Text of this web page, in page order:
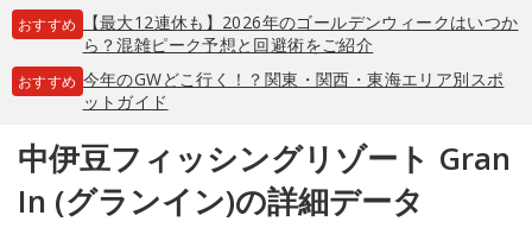
おすすめ
【最大12連休も】2026年のゴールデンウィークはいつか
ら？混雑ピーク予想と回避術をご紹介
おすすめ 今年のGWどこ行く！？関東・関西・東海エリア別スポ
ットガイド
中伊豆フィッシングリゾート Gran
In (グランイン)の詳細データ